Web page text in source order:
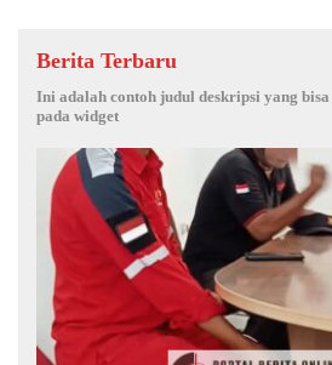
Berita Terbaru
Ini adalah contoh judul deskripsi yang bisa
pada widget